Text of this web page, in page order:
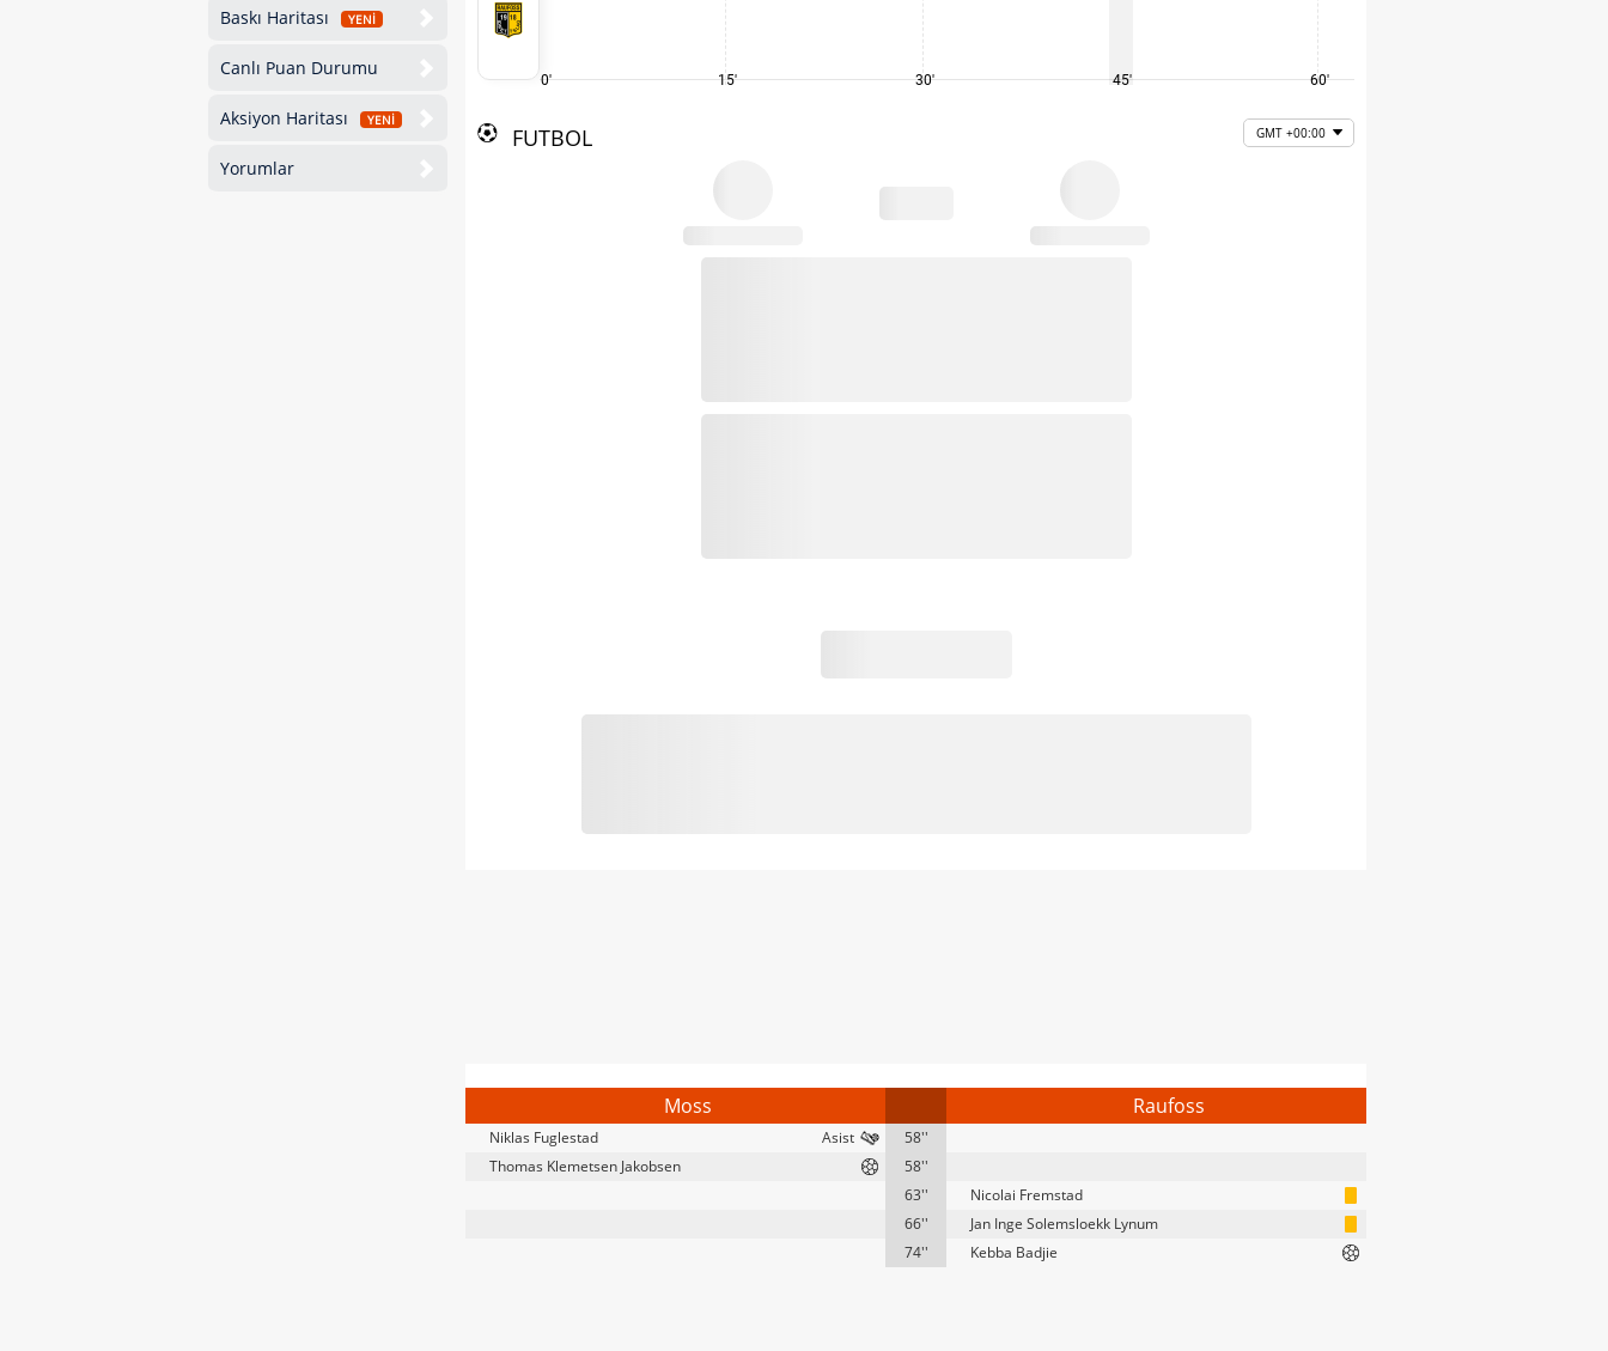
Baskı Haritası YENİ
Canlı Puan Durumu
Aksiyon Haritası YENİ
Yorumlar
0' 15' 30' 45' 60'
FUTBOL GMT +00:00
Moss Raufoss
Niklas Fuglestad
58''
Thomas Klemetsen Jakobsen
58''
63''
Nicolai Fremstad
66''
Jan Inge Solemsloekk Lynum
74''
Kebba Badjie